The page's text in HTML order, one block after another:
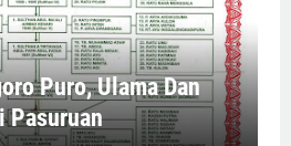
Puro, Ulama Dan
Pasuruan